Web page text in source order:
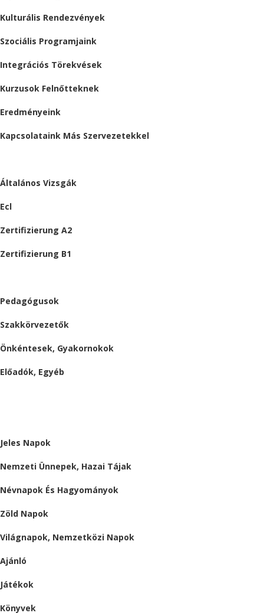
Kulturális Rendezvények
Szociális Programjaink
Integrációs Törekvések
Kurzusok Felnőtteknek
Eredményeink
Kapcsolataink Más Szervezetekkel
Általános Vizsgák
Ecl
Zertifizierung A2
Zertifizierung B1
Pedagógusok
Szakkörvezetők
Önkéntesek, Gyakornokok
Előadók, Egyéb
Jeles Napok
Nemzeti Ünnepek, Hazai Tájak
Névnapok És Hagyományok
Zöld Napok
Világnapok, Nemzetközi Napok
Ajánló
Játékok
Könyvek